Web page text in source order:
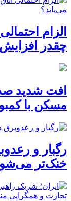
الزام
چقدر
افت شدید
مسکن با
رگبار و
خنک‌تر